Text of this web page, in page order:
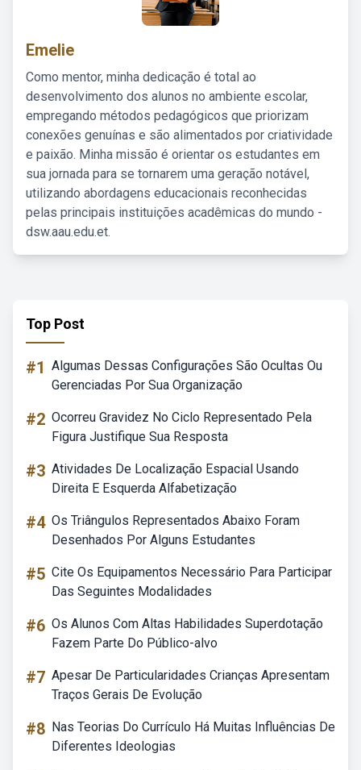
Emelie
Como mentor, minha dedicação é total ao
desenvolvimento dos alunos no ambiente escolar,
empregando métodos pedagógicos que priorizam
conexões genuínas e são alimentados por criatividade
e paixão. Minha missão é orientar os estudantes em
sua jornada para se tornarem uma geração notável,
utilizando abordagens educacionais reconhecidas
pelas principais instituições acadêmicas do mundo -
dsw.aau.edu.et.
Top Post
#1 Algumas Dessas Configurações São Ocultas Ou
Gerenciadas Por Sua Organização
#2 Ocorreu Gravidez No Ciclo Representado Pela
Figura Justifique Sua Resposta
#3 Atividades De Localização Espacial Usando
Direita E Esquerda Alfabetização
#4 Os Triângulos Representados Abaixo Foram
Desenhados Por Alguns Estudantes
#5 Cite Os Equipamentos Necessário Para Participar
Das Seguintes Modalidades
#6 Os Alunos Com Altas Habilidades Superdotação
Fazem Parte Do Público-alvo
#7 Apesar De Particularidades Crianças Apresentam
Traços Gerais De Evolução
#8 Nas Teorias Do Currículo Há Muitas Influências De
Diferentes Ideologias